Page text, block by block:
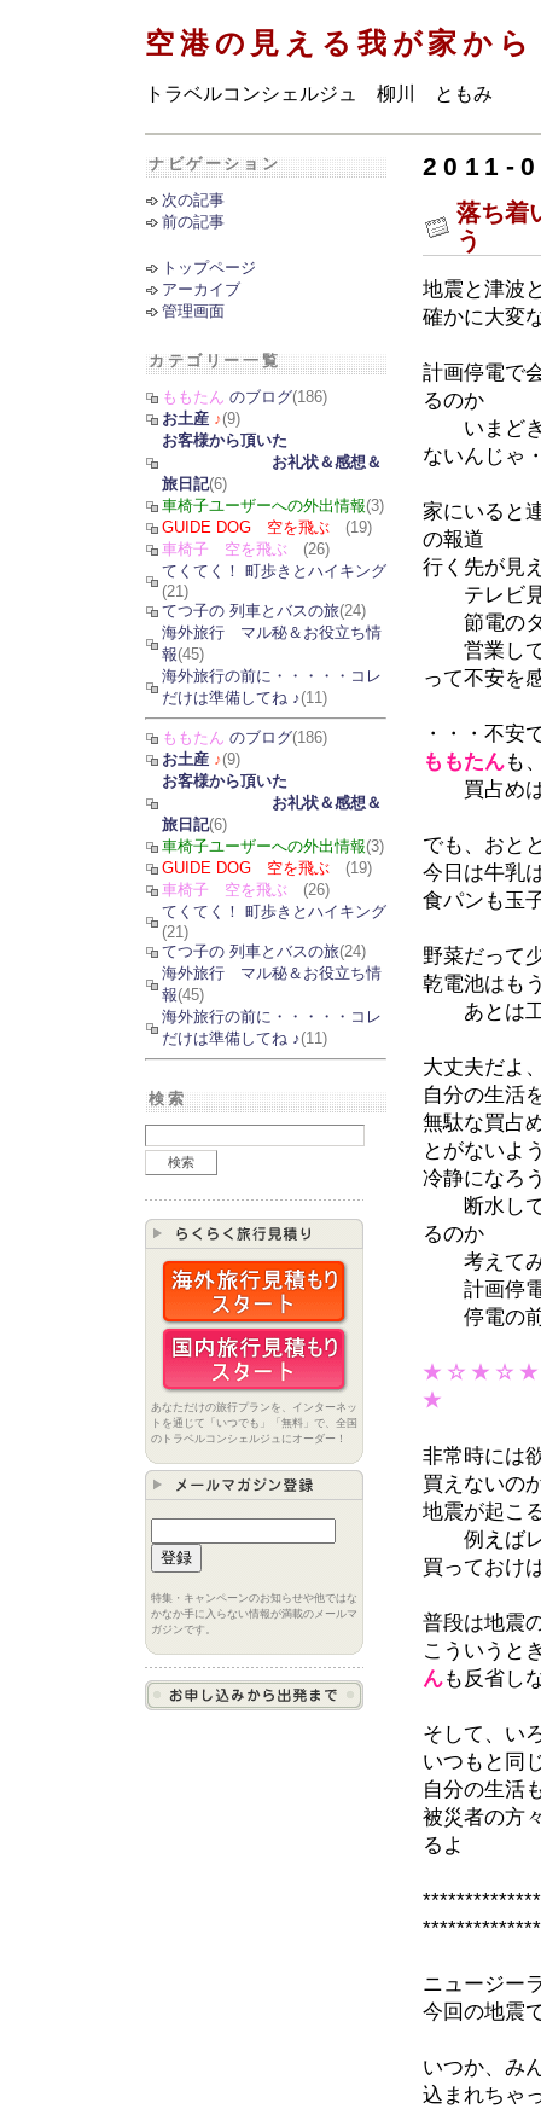
空港の見える我が家か
トラベルコンシェルジュ 柳川 ともみ
2011-
落ち着
う
地震と津波
確かに大変
計画停電で
るのか
いまどき
ないんじゃ
家にいると
の報道
行く先が見
テレビ見
節電のタ
営業して
って不安を
・・・不安
ももたんも
買占めは
でも、おと
今日は牛乳
食パンも玉
野菜だって
乾電池はも
あとは工
大丈夫だよ
自分の生活
無駄な買占
とがないよ
冷静になろ
断水して
るのか
考えてみ
計画停電
停電の前
★ ☆ ★ ☆
★
非常時には
買えないの
地震が起こ
例えばレ
買っておけ
普段は地震
こういうと
んも反省し
そして、い
いつもと同
自分の生活
被災者の方
るよ
ニュージー
今回の地震
いつか、み
込まれちゃ
ナビゲーション
次の記事
前の記事
トップページ
アーカイブ
管理画面
カテゴリー一覧
ももたん のブログ(186)
お土産 ♪(9)
お客様から頂いた
お礼状＆感想＆
旅日記(6)
車椅子ユーザーへの外出情報(3)
GUIDE DOG 空を飛ぶ
(19)
車椅子 空を飛ぶ
(26)
てくてく！ 町歩きとハイキング
(21)
てつ子の 列車とバスの旅(24)
海外旅行 マル秘＆お役立ち情
報(45)
海外旅行の前に・・・・・コレ
だけは準備してね ♪(11)
ももたん のブログ(186)
お土産 ♪(9)
お客様から頂いた
お礼状＆感想＆
旅日記(6)
車椅子ユーザーへの外出情報(3)
GUIDE DOG 空を飛ぶ
(19)
車椅子 空を飛ぶ
(26)
てくてく！ 町歩きとハイキング
(21)
てつ子の 列車とバスの旅(24)
海外旅行 マル秘＆お役立ち情
報(45)
海外旅行の前に・・・・・コレ
だけは準備してね ♪(11)
検索
あなただけの旅行プランを、インターネッ
トを通じて「いつでも」「無料」で、全国
のトラベルコンシェルジュにオーダー！
特集・キャンペーンのお知らせや他ではな
かなか手に入らない情報が満載のメールマ
ガジンです。